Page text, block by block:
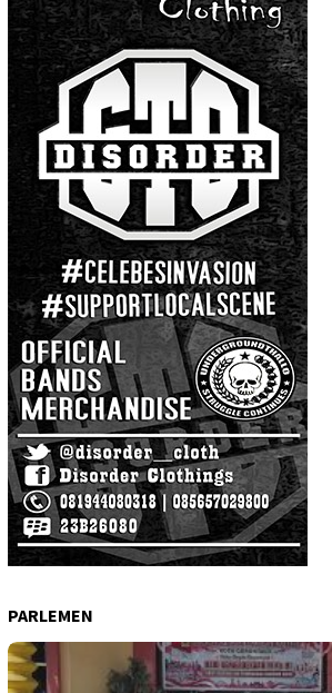
PARLEMEN